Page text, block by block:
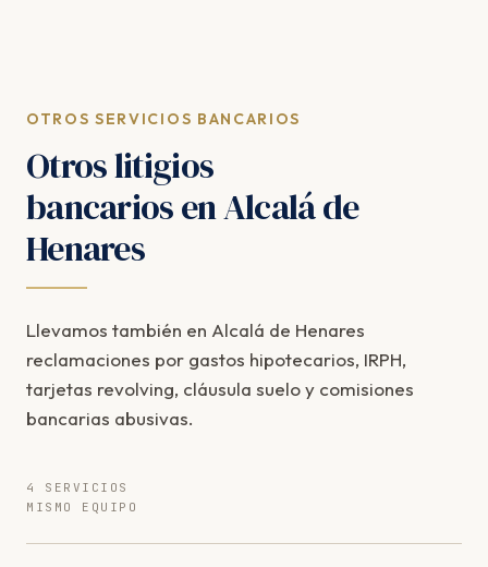
OTROS SERVICIOS BANCARIOS
Otros litigios
bancarios en Alcalá de
Henares
Llevamos también en Alcalá de Henares
reclamaciones por gastos hipotecarios, IRPH,
tarjetas revolving, cláusula suelo y comisiones
bancarias abusivas.
4 SERVICIOS
MISMO EQUIPO